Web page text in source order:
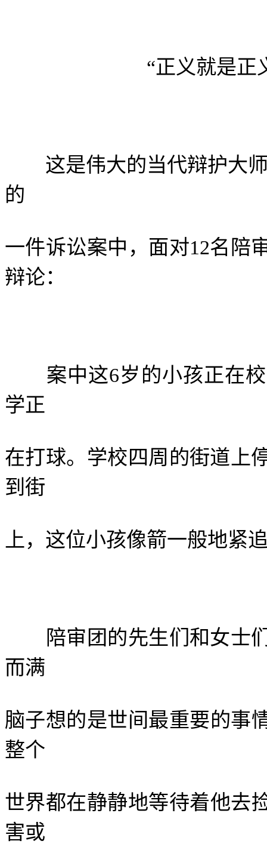
“正义就是正义，因
这是伟大的当代辩护大师
的
一件诉讼案中，面对12名陪
辩论：
案中这6岁的小孩正在
学正
在打球。学校四周的街道上
到街
上，这位小孩像箭一般地紧
陪审团的先生们和女士们
而满
脑子想的是世间最重要的
整个
世界都在静静地等待着他
害或